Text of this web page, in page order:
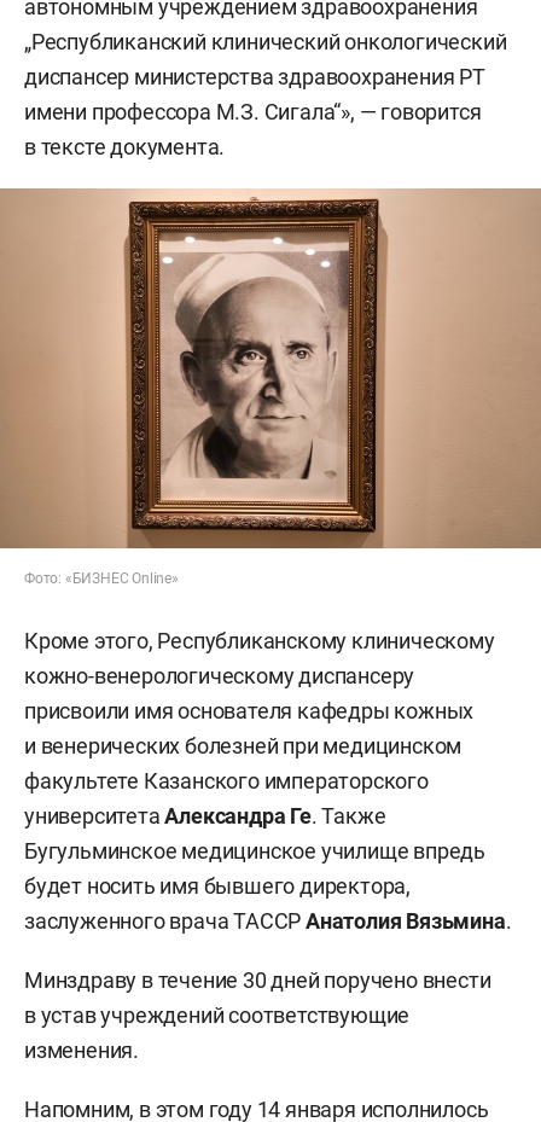
автономным учреждением здравоохранения
„Республиканский клинический онкологический
диспансер министерства здравоохранения РТ
имени профессора М.З. Сигала“», — говорится
в тексте документа.
Фото: «БИЗНЕС Online»
Кроме этого, Республиканскому клиническому
кожно-венерологическому диспансеру
присвоили имя основателя кафедры кожных
и венерических болезней при медицинском
факультете Казанского императорского
университетаАлександра Ге. Также
Бугульминское медицинское училище впредь
будет носить имя бывшего директора,
заслуженного врача ТАССРАнатолия Вязьмина.
Минздраву в течение 30 дней поручено внести
в устав учреждений соответствующие
изменения.
Напомним, в этом году 14 января исполнилось